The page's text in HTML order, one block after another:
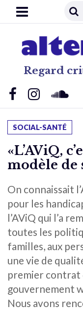
Regard
SOCIAL-SANTÉ
«L’AViQ,
modèle de
On connaissait
pour les
l’AViQ qui l’a
toutes les
familles, aux
une vie de
premier contrat
gouvernement
Nous avons